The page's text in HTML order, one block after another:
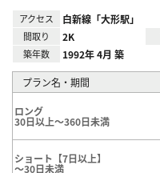
アクセス 白新線「大形駅」
間取り 2K
築年数 1992年 4月 築
プラン名・期間
ロング
30日以上～360日未満
ショート【7日以上】
～30日未満